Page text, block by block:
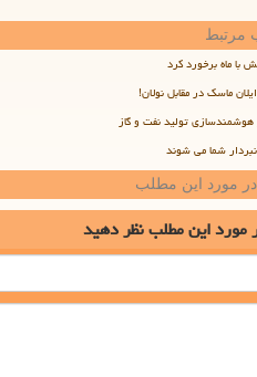
مرتبط
ماسک در مقابل نولان!
هوشمندسازی تولید نفت و گاز
شما می شوند
در مورد این مطلب
مورد این مطلبنظر دهید